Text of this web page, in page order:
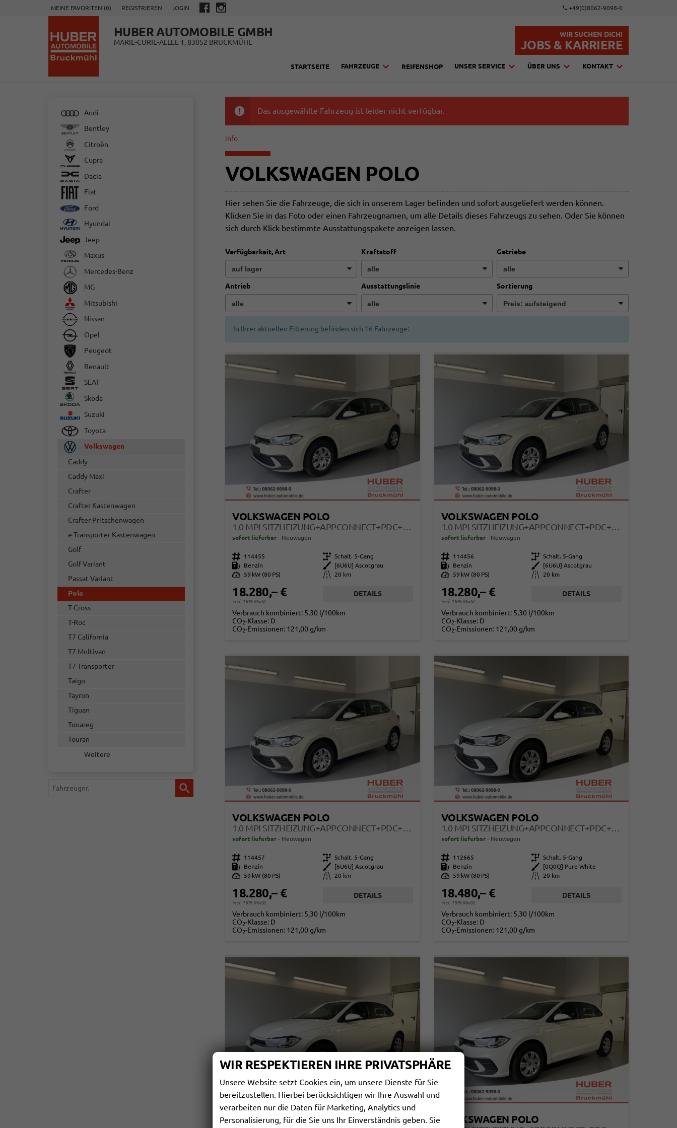
MEINE FAVORITEN (0) REGISTRIEREN LOGIN +49(0)8062-9098-0
HUBER AUTOMOBILE GMBH
MARIE-CURIE-ALLEE 1, 83052 BRUCKMÜHL
WIR SUCHEN DICH!
JOBS & KARRIERE
STARTSEITE FAHRZEUGE REIFENSHOP UNSER SERVICE ÜBER UNS KONTAKT
Das ausgewählte Fahrzeug ist leider nicht verfügbar.
info
VOLKSWAGEN POLO
Hier sehen Sie die Fahrzeuge, die sich in unserem Lager befinden und sofort ausgeliefert werden können.
Klicken Sie in das Foto oder einen Fahrzeugnamen, um alle Details dieses Fahrzeugs zu sehen. Oder Sie können
sich durch Klick bestimmte Ausstattungspakete anzeigen lassen.
Verfügbarkeit, Art Kraftstoff Getriebe
Antrieb Ausstattungslinie Sortierung
In Ihrer aktuellen Filterung befinden sich 16 Fahrzeuge:
VOLKSWAGEN POLO
sofort lieferbar Neuwagen
Fahrzeugnr. 114455 Getriebe Schalt. 5-Gang
Kraftstoff
Benzin Außenfarbe
[6U6U] Ascotgrau
Leistung
59 kW (80 PS) Kilometerstand 20 km
18.280,– €
incl. 19% MwSt.
DETAILS
Verbrauch kombiniert: 5,30 l/100km
CO2-Klasse: D
CO2-Emissionen: 121,00 g/km
VOLKSWAGEN POLO
sofort lieferbar Neuwagen
Fahrzeugnr. 114456 Getriebe Schalt. 5-Gang
Kraftstoff
Benzin Außenfarbe
[6U6U] Ascotgrau
Leistung
59 kW (80 PS) Kilometerstand 20 km
18.280,– €
incl. 19% MwSt.
DETAILS
Verbrauch kombiniert: 5,30 l/100km
CO2-Klasse: D
CO2-Emissionen: 121,00 g/km
VOLKSWAGEN POLO
1.0 MPI SITZHEIZUNG+APPCONNECT+PDC+LED+TOUCH+LICHTSENSOR+MULTILENKRAD
sofort lieferbar Neuwagen
Fahrzeugnr. 114457 Getriebe Schalt. 5-Gang
Kraftstoff
Benzin Außenfarbe
[6U6U] Ascotgrau
Leistung
59 kW (80 PS) Kilometerstand 20 km
18.280,– €
incl. 19% MwSt.
DETAILS
Verbrauch kombiniert: 5,30 l/100km
CO2-Klasse: D
CO2-Emissionen: 121,00 g/km
VOLKSWAGEN POLO
1.0 MPI SITZHEIZUNG+APPCONNECT+PDC+LED+TOUCH+LICHTSENSOR+MULTILENKRAD
sofort lieferbar Neuwagen
Fahrzeugnr. 112665 Getriebe Schalt. 5-Gang
Kraftstoff
Benzin Außenfarbe
[0Q0Q] Pure White
Leistung
59 kW (80 PS) Kilometerstand 20 km
18.480,– €
incl. 19% MwSt.
DETAILS
Verbrauch kombiniert: 5,30 l/100km
CO2-Klasse: D
CO2-Emissionen: 121,00 g/km
VOLKSWAGEN POLO VOLKSWAGEN POLO
Audi
Bentley
Citroën
Cupra
Dacia
Fiat
Ford
Hyundai
Jeep
Maxus
Mercedes-Benz
MG
Mitsubishi
Nissan
Opel
Peugeot
Renault
SEAT
Skoda
Suzuki
Toyota
Volkswagen
Caddy
Caddy Maxi
Crafter
Crafter Kastenwagen
Crafter Pritschenwagen
e-Transporter Kastenwagen
Golf
Golf Variant
Passat Variant
Polo
T-Cross
T-Roc
T7 California
T7 Multivan
T7 Transporter
Taigo
Tayron
Tiguan
Touareg
Touran
Weitere
Fahrzeugnr.
WIR RESPEKTIEREN IHRE PRIVATSPHÄRE
Unsere Website setzt Cookies ein, um unsere Dienste für Sie
bereitzustellen. Hierbei berücksichtigen wir Ihre Auswahl und
verarbeiten nur die Daten für Marketing, Analytics und
Personalisierung, für die Sie uns Ihr Einverständnis geben. Sie